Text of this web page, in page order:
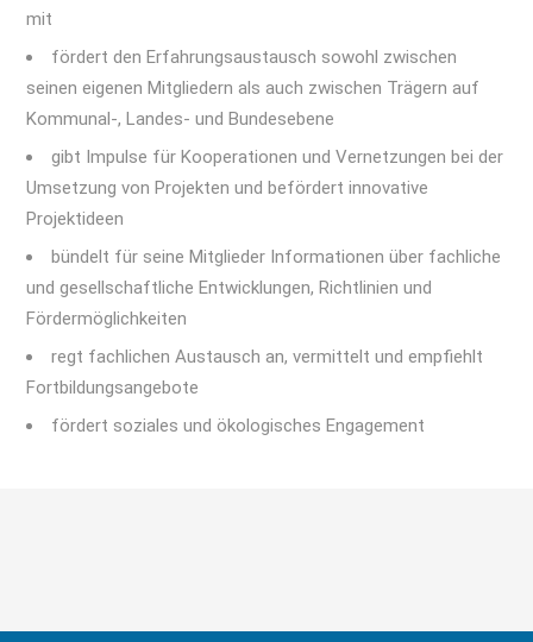
mit
fördert den Erfahrungsaustausch sowohl zwischen
seinen eigenen Mitgliedern als auch zwischen Trägern auf
Kommunal-, Landes- und Bundesebene
gibt Impulse für Kooperationen und Vernetzungen bei der
Umsetzung von Projekten und befördert innovative
Projektideen
bündelt für seine Mitglieder Informationen über fachliche
und gesellschaftliche Entwicklungen, Richtlinien und
Fördermöglichkeiten
regt fachlichen Austausch an, vermittelt und empfiehlt
Fortbildungsangebote
fördert soziales und ökologisches Engagement